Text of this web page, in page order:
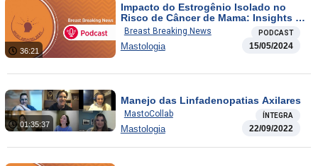
36:21
Impacto do Estrogênio Isolado no
Risco de Câncer de Mama: Insights de
Ensaios Clínicos e PHERGain Trial:
Avanços Promissores no Tratamento
do Câncer de Mama HER2-Positiv
Breast Breaking News PODCAST
Mastologia 15/05/2024
01:35:37
Manejo das Linfadenopatias Axilares
MastoCollab ÍNTEGRA
Mastologia 22/09/2022